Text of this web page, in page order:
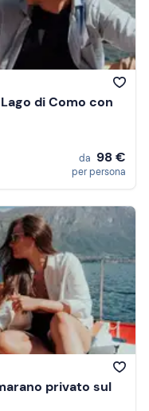
di Como con
da 98 €
per persona
privato sul